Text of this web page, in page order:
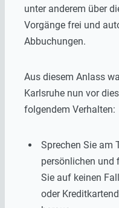
unter anderem über
Vorgänge frei und
Abbuchungen.
Aus diesem Anlass
Karlsruhe nun vor
folgendem Verhalten:
Sprechen Sie am
persönlichen und
Sie auf keinen
oder